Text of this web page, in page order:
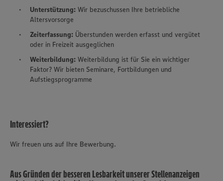
Unterstützung: Wir bezuschussen Ihre betriebliche
Altersvorsorge
Zeiterfassung: Überstunden werden erfasst und vergütet
oder in Freizeit ausgeglichen
Weiterbildung: Weiterbildung ist für Sie ein wichtiger
Faktor? Wir bieten Seminare, Fortbildungen und
Aufstiegsprogramme
Interessiert?
Wir freuen uns auf Ihre Bewerbung.
Aus Gründen der besseren Lesbarkeit unserer Stellenanzeigen